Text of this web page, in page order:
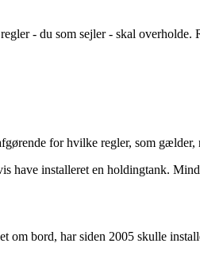
- du som sejler - skal overholde.
for hvilke regler, som
have installeret en holdingtank.
om bord, har siden 2005 skulle